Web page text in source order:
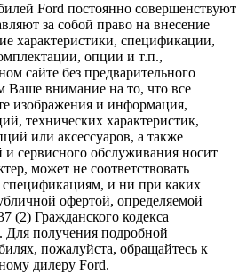
Ford постоянно совершенствуют
за собой право на внесение
характеристики, спецификации,
опции и т.п.,
сайте без предварительного
Ваше внимание на то, что все
изображения и информация,
технических характеристик,
или аксессуаров, а также
и сервисного обслуживания носит
может не соответствовать
и ни при каких
офертой, определяемой
(2) Гражданского кодекса
Для получения подробной
пожалуйста, обращайтесь к
дилеру Ford.